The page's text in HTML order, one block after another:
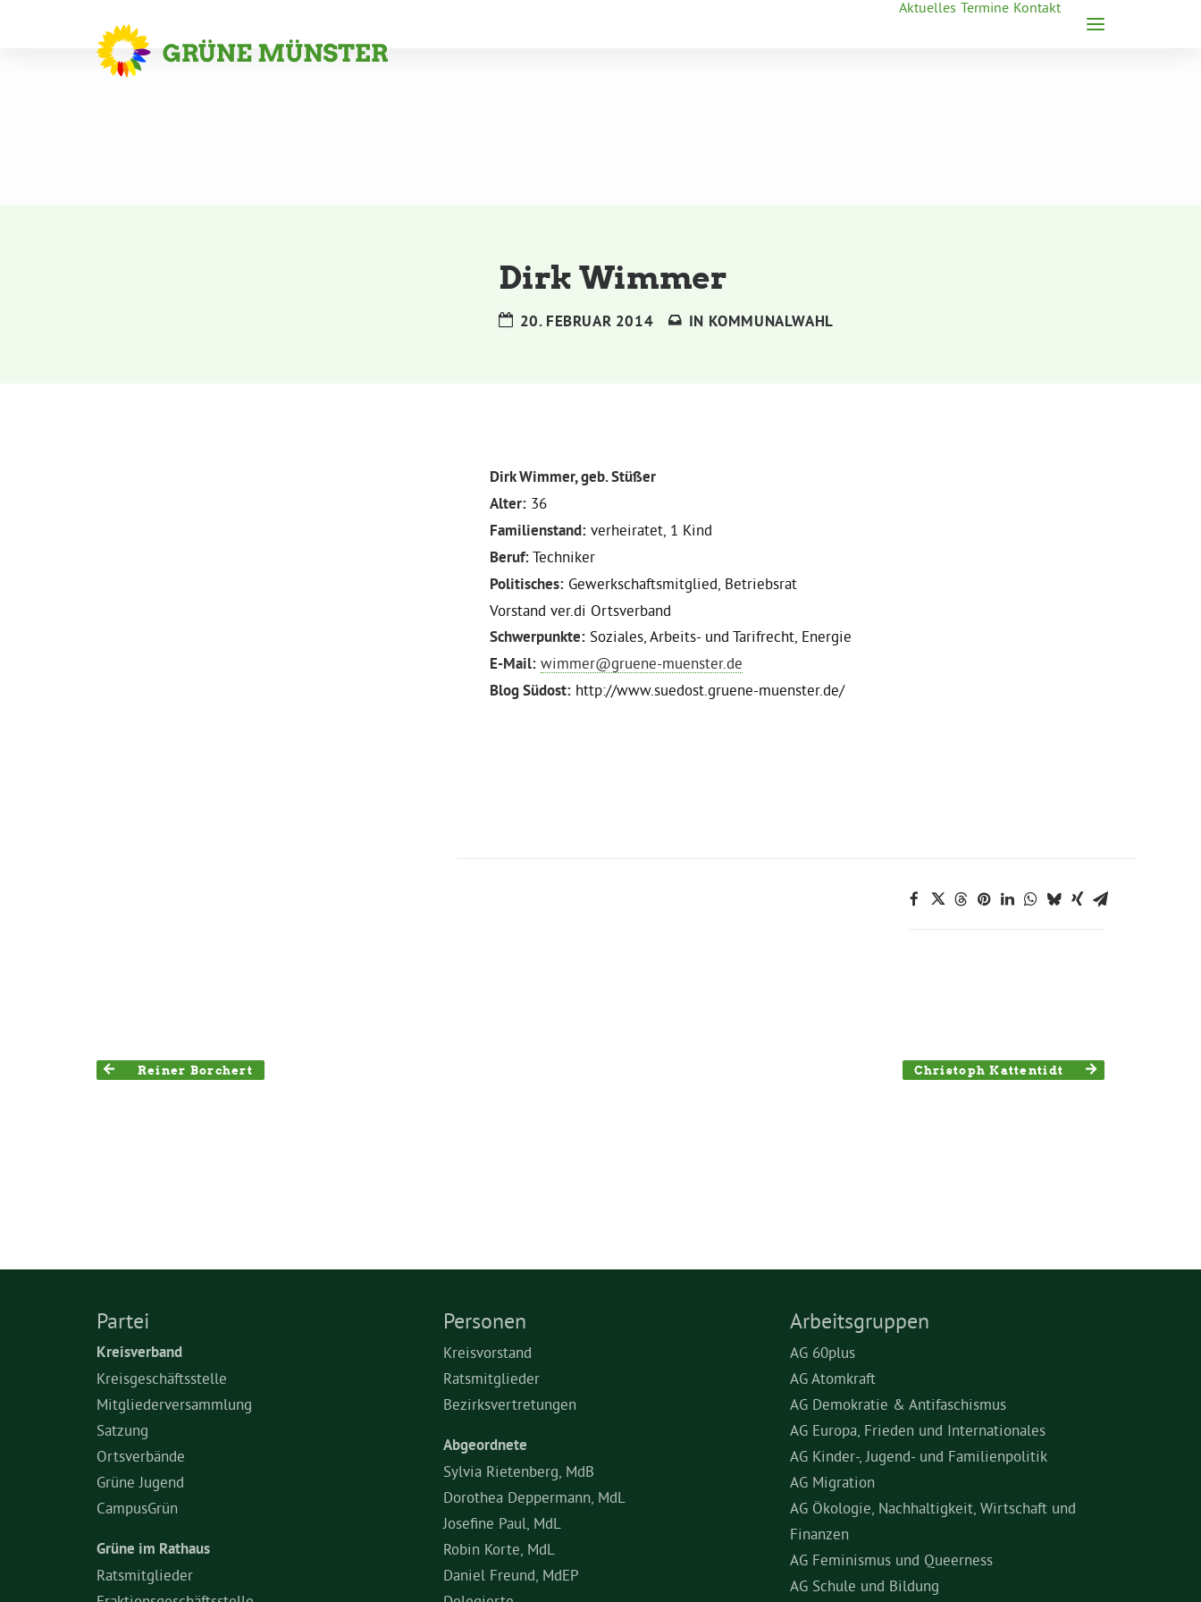
Aktuelles Termine Kontakt
Dirk Wimmer
20. FEBRUAR 2014 IN KOMMUNALWAHL
Dirk Wimmer, geb. Stüßer
Alter: 36
Familienstand: verheiratet, 1 Kind
Beruf:Techniker
Politisches: Gewerkschaftsmitglied, Betriebsrat
Vorstand ver.di Ortsverband
Schwerpunkte: Soziales, Arbeits- und Tarifrecht, Energie
E-Mail: wimmer@gruene-muenster.de
Blog Südost: http://www.suedost.gruene-muenster.de/
Reiner Borchert Christoph Kattentidt
Partei
Kreisverband
Kreisgeschäftsstelle
Mitgliederversammlung
Satzung
Ortsverbände
Grüne Jugend
CampusGrün
Grüne im Rathaus
Ratsmitglieder
Personen
Kreisvorstand
Ratsmitglieder
Bezirksvertretungen
Abgeordnete
Sylvia Rietenberg, MdB
Dorothea Deppermann, MdL
Josefine Paul, MdL
Robin Korte, MdL
Daniel Freund, MdEP
Arbeitsgruppen
AG 60plus
AG Atomkraft
AG Demokratie & Antifaschismus
AG Europa, Frieden und Internationales
AG Kinder-, Jugend- und Familienpolitik
AG Migration
AG Ökologie, Nachhaltigkeit, Wirtschaft und
Finanzen
AG Feminismus und Queerness
AG Schule und Bildung